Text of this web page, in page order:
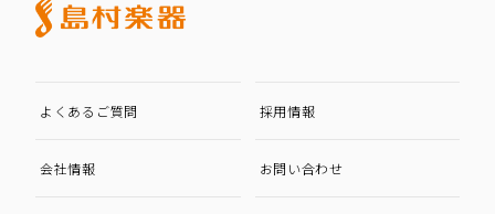
よくあるご質問 採用情報
会社情報 お問い合わせ